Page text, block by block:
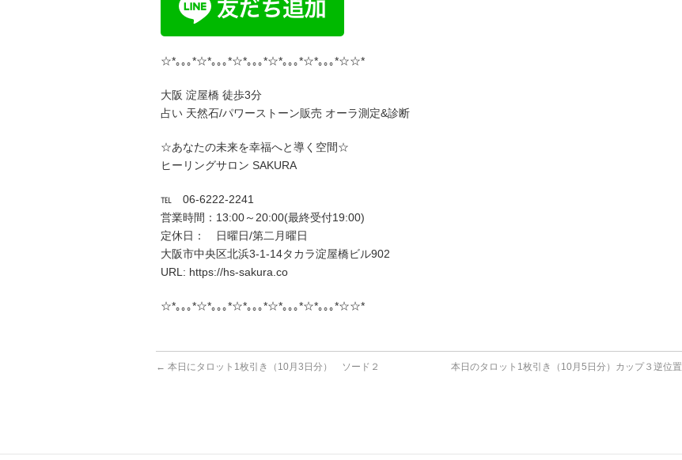
☆*｡｡｡*☆*｡｡｡*☆*｡｡｡*☆*｡｡｡*☆*｡｡｡*☆☆*
大阪 淀屋橋 徒歩3分
占い 天然石/パワーストーン販売 オーラ測定&診断
☆あなたの未来を幸福へと導く空間☆
ヒーリングサロン SAKURA
℡ 06-6222-2241
営業時間：13:00～20:00(最終受付19:00)
定休日： 日曜日/第二月曜日
大阪市中央区北浜3-1-14タカラ淀屋橋ビル902
URL: https://hs-sakura.co
☆*｡｡｡*☆*｡｡｡*☆*｡｡｡*☆*｡｡｡*☆*｡｡｡*☆☆*
← 本日にタロット1枚引き（10月3日分） ソード２ 本日のタロット1枚引き（10月5日分）カップ３逆位置